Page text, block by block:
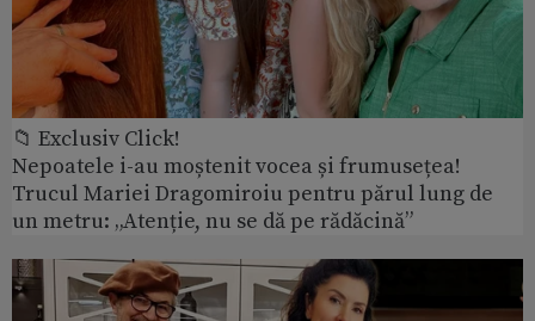
📁 Exclusiv Click!
Nepoatele i-au moștenit vocea și frumusețea!
Trucul Mariei Dragomiroiu pentru părul lung de
un metru: „Atenție, nu se dă pe rădăcină”